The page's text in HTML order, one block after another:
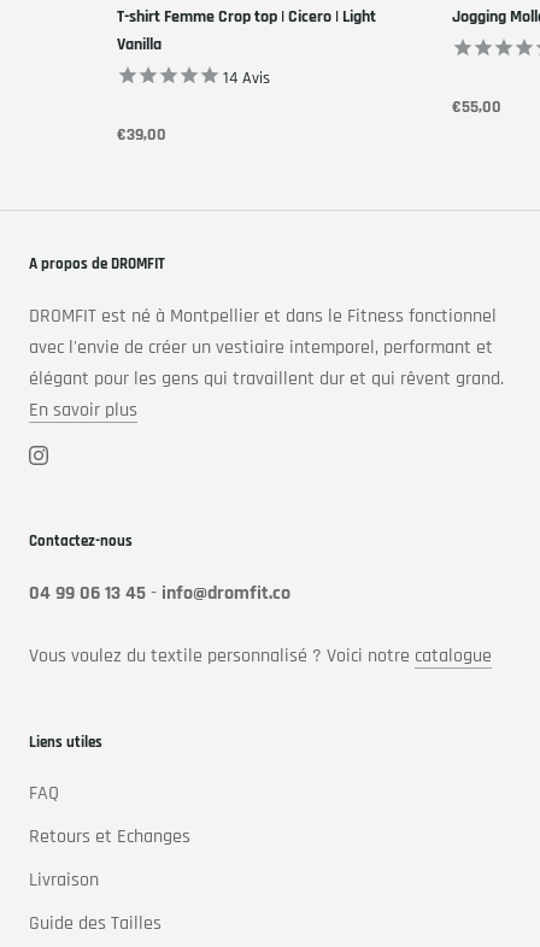
T-shirt Femme Crop top | Cicero | Light
Vanilla
14 Avis
€39,00
Jogging
€55,00
A propos de DROMFIT
DROMFIT est né à Montpellier et dans le Fitness fonctionnel
avec l'envie de créer un vestiaire intemporel, performant et
élégant pour les gens qui travaillent dur et qui rêvent grand.
En savoir plus
Contactez-nous
04 99 06 13 45- info@dromfit.co
Vous voulez du textile personnalisé ? Voici notre catalogue
Liens utiles
FAQ
Retours et Echanges
Livraison
Guide des Tailles